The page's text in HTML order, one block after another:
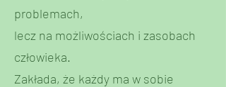
problemach,
lecz na możliwościach i zasobach
człowieka.
Zakłada, że każdy ma w sobie